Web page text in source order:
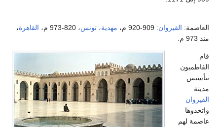
العاصمة: القيروان: 909-920 م، مهدية، تونس، 820-973 م، القاهرة،
منذ 973 م.
قام
الفاطميون
بتأسيس
مدينة
القيروان
واتخذوها
عاصمة لهم